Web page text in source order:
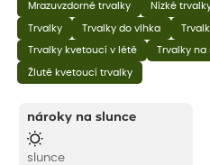
Mrazuvzdorné trvalky Nízké
Trvalky Trvalky do vlhka
Trvalky kvetoucí v létě Trvalky na
Žlutě kvetoucí trvalky
nároky na slunce
slunce